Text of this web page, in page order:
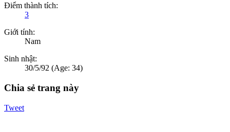
Điểm thành tích:
3
Giới tính:
Nam
Sinh nhật:
30/5/92 (Age: 34)
Chia sẻ trang này
Tweet